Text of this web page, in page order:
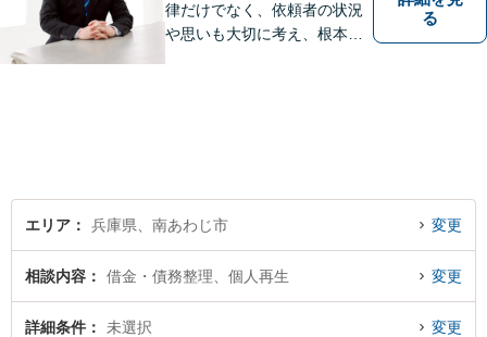
律だけでなく、依頼者の状況
や思いも大切に考え、根本的
談可】
る
エリア 兵庫県、南あわじ市 変更
相談内容 借金・債務整理、個人再生 変更
詳細条件 未選択 変更